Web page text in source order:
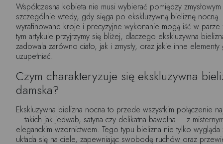
Współczesna kobieta nie musi wybierać pomiędzy
szczególnie wtedy, gdy sięga po ekskluzywną bieliznę nocną.
wyrafinowane kroje i precyzyjne wykonanie mogą iść w
tym artykule przyjrzymy się bliżej, dlaczego ekskluzywna
zadowala zarówno ciało, jak i zmysły, oraz jakie inne
uzupełniać.
Czym charakteryzuje się ekskluzywna
damska?
Ekskluzywna bielizna nocna to przede wszystkim połączenie
– takich jak jedwab, satyna czy delikatna bawełna – z
eleganckim wzornictwem. Tego typu bielizna nie tylko
układa się na ciele, zapewniając swobodę ruchów oraz